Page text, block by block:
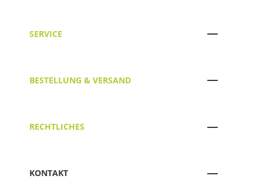
SERVICE
BESTELLUNG & VERSAND
RECHTLICHES
KONTAKT